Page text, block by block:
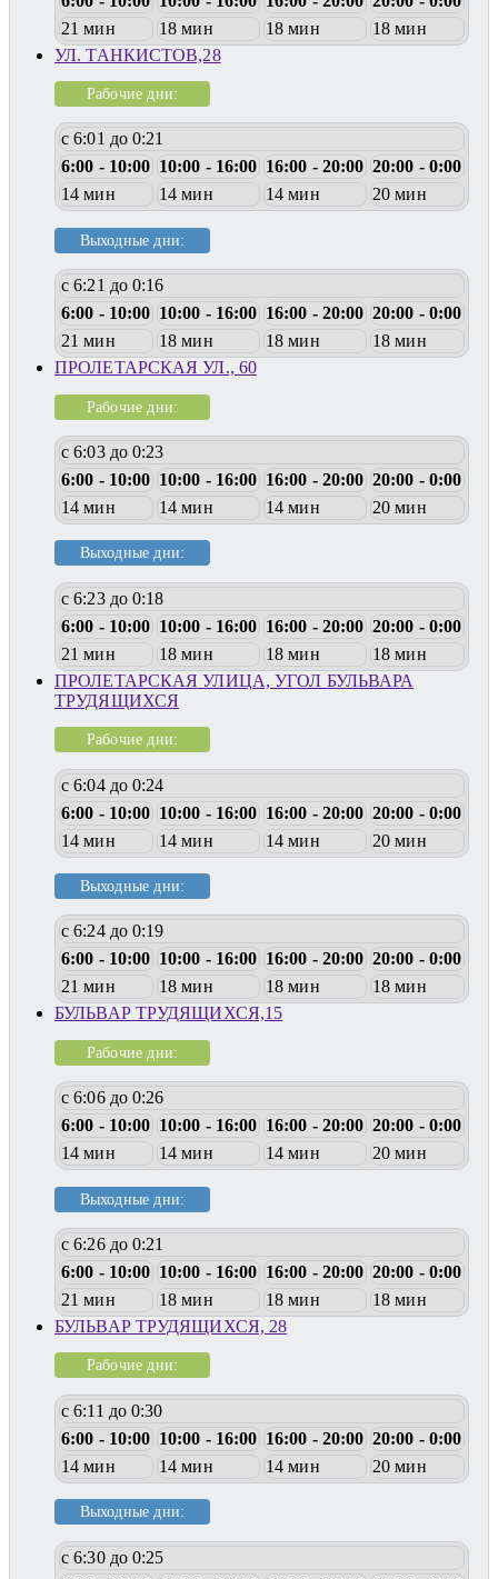
21 мин
18 мин 18 мин
18 мин
УЛ. ТАНКИСТОВ,28
Рабочие дни:
с 6:01 до 0:21
6:00 - 10:00 10:00 - 16:00 16:00 - 20:00 20:00 - 0:00
14 мин
14 мин 14 мин 20 мин
Выходные дни:
с 6:21 до 0:16
6:00 - 10:00 10:00 - 16:00 16:00 - 20:00 20:00 - 0:00
21 мин
18 мин 18 мин
18 мин
ПРОЛЕТАРСКАЯ УЛ., 60
Рабочие дни:
с 6:03 до 0:23
6:00 - 10:00 10:00 - 16:00 16:00 - 20:00 20:00 - 0:00
14 мин
14 мин 14 мин 20 мин
Выходные дни:
с 6:23 до 0:18
6:00 - 10:00 10:00 - 16:00 16:00 - 20:00 20:00 - 0:00
21 мин
18 мин 18 мин
18 мин
ПРОЛЕТАРСКАЯ УЛИЦА, УГОЛ БУЛЬВАРА
ТРУДЯЩИХСЯ
Рабочие дни:
с 6:04 до 0:24
6:00 - 10:00 10:00 - 16:00 16:00 - 20:00 20:00 - 0:00
14 мин
14 мин 14 мин 20 мин
Выходные дни:
с 6:24 до 0:19
6:00 - 10:00 10:00 - 16:00 16:00 - 20:00 20:00 - 0:00
21 мин
18 мин 18 мин
18 мин
БУЛЬВАР ТРУДЯЩИХСЯ,15
Рабочие дни:
с 6:06 до 0:26
6:00 - 10:00 10:00 - 16:00 16:00 - 20:00 20:00 - 0:00
14 мин
14 мин 14 мин 20 мин
Выходные дни:
с 6:26 до 0:21
6:00 - 10:00 10:00 - 16:00 16:00 - 20:00 20:00 - 0:00
21 мин
18 мин 18 мин
18 мин
БУЛЬВАР ТРУДЯЩИХСЯ, 28
Рабочие дни:
с 6:11 до 0:30
6:00 - 10:00 10:00 - 16:00 16:00 - 20:00 20:00 - 0:00
14 мин
14 мин 14 мин 20 мин
Выходные дни:
с 6:30 до 0:25